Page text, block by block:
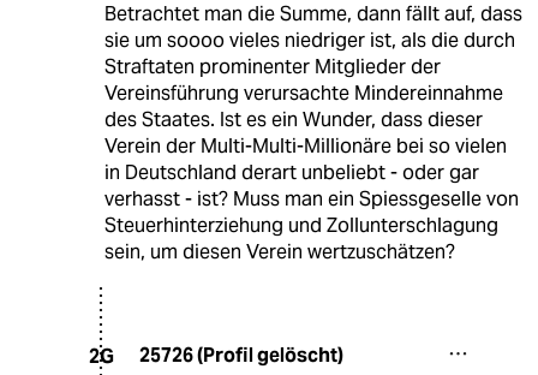
Betrachtet man die Summe, dann fällt auf, dass
sie um soooo vieles niedriger ist, als die durch
Straftaten prominenter Mitglieder der
Vereinsführung verursachte Mindereinnahme
des Staates. Ist es ein Wunder, dass dieser
Verein der Multi-Multi-Millionäre bei so vielen
in Deutschland derart unbeliebt - oder gar
verhasst - ist? Muss man ein Spiessgeselle von
Steuerhinterziehung und Zollunterschlagung
sein, um diesen Verein wertzuschätzen?
2G 25726 (Profil gelöscht)